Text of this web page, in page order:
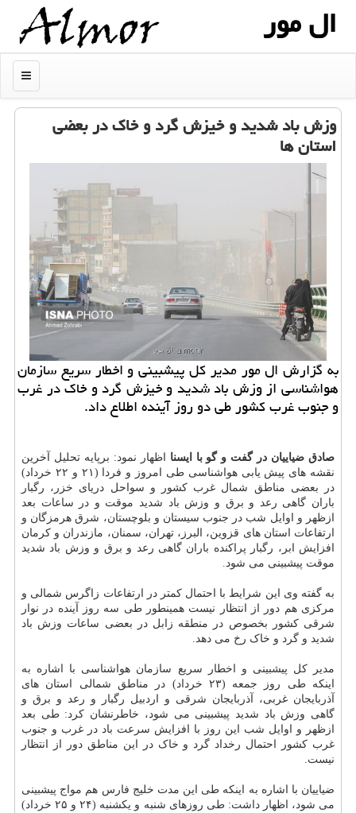
ال مور
منو
وزش باد شدید و خیزش گرد و خاك در بعضی
استان ها
به گزارش ال مور مدیر كل پیشبینی و اخطار سریع سازمان
هواشناسی از وزش باد شدید و خیزش گرد و خاك در غرب
و جنوب غرب كشور طی دو روز آینده اطلاع داد.
صادق ضیاییان در گفت و گو با ایسنا اظهار نمود: برپایه تحلیل آخرین
نقشه های پیش یابی هواشناسی طی امروز و فردا (۲۱ و ۲۲ خرداد)
در بعضی مناطق شمال غرب کشور و سواحل دریای خزر، رگبار
باران گاهی رعد و برق و وزش باد شدید موقت و در ساعات بعد
ازظهر و اوایل شب در جنوب سیستان و بلوچستان، شرق هرمزگان و
ارتفاعات استان های قزوین، البرز، تهران، سمنان، مازندران و کرمان
افزایش ابر، رگبار پراکنده باران گاهی رعد و برق و وزش باد شدید
موقت پیشبینی می شود.
به گفته وی این شرایط با احتمال کمتر در ارتفاعات زاگرس شمالی و
مرکزی هم دور از انتظار نیست همینطور طی سه روز آینده در نوار
شرقی کشور بخصوص در منطقه زابل در بعضی ساعات وزش باد
شدید و گرد و خاک رخ می دهد.
مدیر کل پیشبینی و اخطار سریع سازمان هواشناسی با اشاره به
اینکه طی روز جمعه (۲۳ خرداد) در مناطق شمالی استان های
آذربایجان غربی، آذربایجان شرقی و اردبیل رگبار و رعد و برق و
گاهی وزش باد شدید پیشبینی می شود، خاطرنشان کرد: طی بعد
ازظهر و اوایل شب این روز با افزایش سرعت باد در غرب و جنوب
غرب کشور احتمال رخداد گرد و خاک در این مناطق دور از انتظار
نیست.
ضیاییان با اشاره به اینکه طی این مدت خلیج فارس هم مواج پیشبینی
می شود، اظهار داشت: طی روزهای شنبه و یکشنبه (۲۴ و ۲۵ خرداد)